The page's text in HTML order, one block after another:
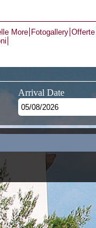
More Fotogallery Offerte
Arrival Date